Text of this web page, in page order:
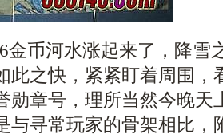
币河水涨起来了，降雪
此之快，紧紧盯着周围，
勋章号，理所当然今晚天
与寻常玩家的骨架相比，